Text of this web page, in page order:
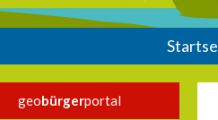
geobürgerportal